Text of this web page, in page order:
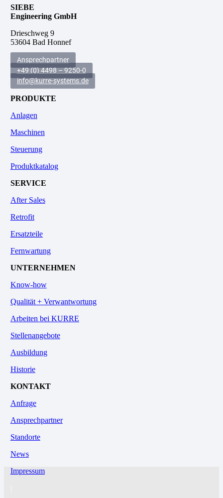
SIEBE
Engineering GmbH
Drieschweg 9
53604 Bad Honnef
Ansprechpartner
+49 (0) 4498 – 9250-0
info@kurre-systems.de
PRODUKTE
Anlagen
Maschinen
Steuerung
Produktkatalog
SERVICE
After Sales
Retrofit
Ersatzteile
Fernwartung
UNTERNEHMEN
Know-how
Qualität + Verwantwortung
Arbeiten bei KURRE
Stellenangebote
Ausbildung
Historie
KONTAKT
Anfrage
Ansprechpartner
Standorte
News
Impressum